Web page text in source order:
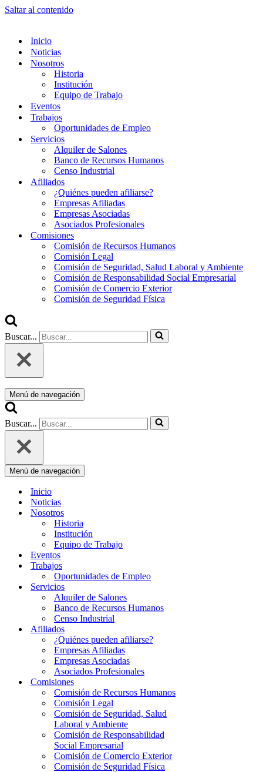
Saltar al contenido
Inicio
Noticias
Nosotros
Historia
Institución
Equipo de Trabajo
Eventos
Trabajos
Oportunidades de Empleo
Servicios
Alquiler de Salones
Banco de Recursos Humanos
Censo Industrial
Afiliados
¿Quiénes pueden afiliarse?
Empresas Afiliadas
Empresas Asociadas
Asociados Profesionales
Comisiones
Comisión de Recursos Humanos
Comisión Legal
Comisión de Seguridad, Salud Laboral y Ambiente
Comisión de Responsabilidad Social Empresarial
Comisión de Comercio Exterior
Comisión de Seguridad Física
Buscar...
Menú de navegación
Buscar...
Menú de navegación
Inicio
Noticias
Nosotros
Historia
Institución
Equipo de Trabajo
Eventos
Trabajos
Oportunidades de Empleo
Servicios
Alquiler de Salones
Banco de Recursos Humanos
Censo Industrial
Afiliados
¿Quiénes pueden afiliarse?
Empresas Afiliadas
Empresas Asociadas
Asociados Profesionales
Comisiones
Comisión de Recursos Humanos
Comisión Legal
Comisión de Seguridad, Salud
Laboral y Ambiente
Comisión de Responsabilidad
Social Empresarial
Comisión de Comercio Exterior
Comisión de Seguridad Física